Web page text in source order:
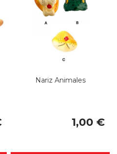
Nariz Animales
1,00 €